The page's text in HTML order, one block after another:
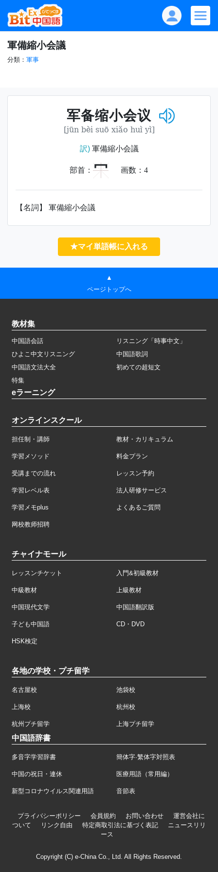
軍備縮小会議
分類： 軍事
军备缩小会议
[jūn bèi suō xiǎo huì yì]
訳)軍備縮小会議
部首： 冖 画数： 4
【名詞】 軍備縮小会議
★マイ単語帳に入れる
▲
ページトップへ
教材集
中国語会話
リスニング「時事中文」
ひよこ中文リスニング
中国語歌詞
中国語文法大全
初めての超短文
特集
eラーニング
オンラインスクール
担任制・講師 教材・カリキュラム
学習メソッド 料金プラン
受講までの流れ レッスン予約
学習レベル表 法人研修サービス
学習メモplus よくあるご質問
网校教师招聘
チャイナモール
レッスンチケット 入門&初級教材
中級教材 上級教材
中国現代文学 中国語翻訳版
子ども中国語 CD・DVD
HSK検定
各地の学校・プチ留学
名古屋校 池袋校
上海校 杭州校
杭州プチ留学 上海プチ留学
中国語辞書
多音字学習辞書 簡体字·繁体字対照表
中国の祝日・連休 医療用語（常用編）
新型コロナウイルス関連用語 音節表
プライバシーポリシー 会員規約 お問い合わせ
運営会社に
ついて
リンク自由 特定商取引法に基づく表記
ニュースリリ
ース
Copyright (C) e-China Co., Ltd. All Rights Reserved.